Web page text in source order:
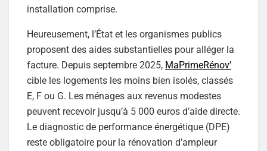
installation comprise.
Heureusement, l’État et les organismes publics
proposent des aides substantielles pour alléger la
facture. Depuis septembre 2025, MaPrimeRénov’
cible les logements les moins bien isolés, classés
E, F ou G. Les ménages aux revenus modestes
peuvent recevoir jusqu’à 5 000 euros d’aide directe.
Le diagnostic de performance énergétique (DPE)
reste obligatoire pour la rénovation d’ampleur